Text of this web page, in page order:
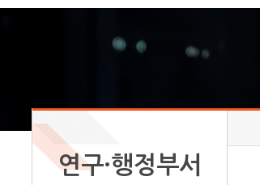
연구·행정부서